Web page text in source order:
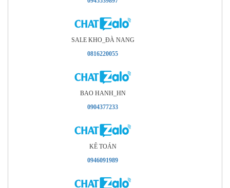
SALE KHO_ÐÀ NANG
0816220055
BAO HANH_HN
0904377233
KÊ TOÁN
0946091989